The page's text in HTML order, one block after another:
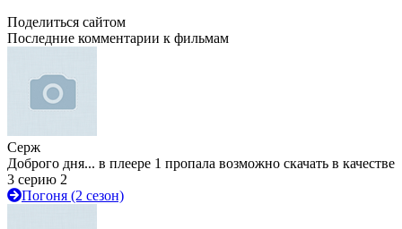
Поделиться сайтом
Последние комментарии к фильмам
Серж
Доброго дня... в плеере 1 пропала возможно скачать в качестве
3 серию 2
Погоня (2 сезон)